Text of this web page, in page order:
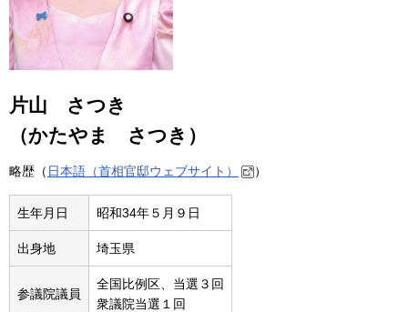
片山 さつき
（かたやま さつき）
略歴（ 日本語（首相官邸ウェブサイト） ）
生年月日 昭和34年５月９日
出身地 埼玉県
参議院議員
全国比例区、当選３回
衆議院当選１回